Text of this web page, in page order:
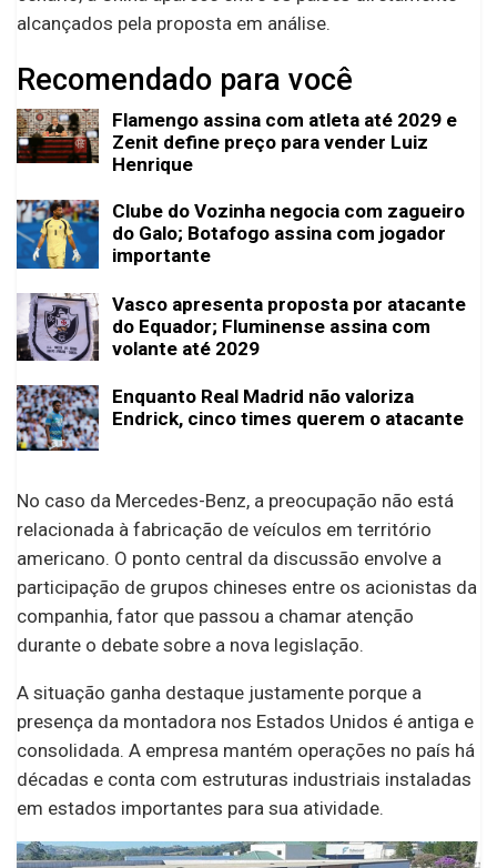
alcançados pela proposta em análise.
Recomendado para você
Flamengo assina com atleta até 2029 e
Zenit define preço para vender Luiz
Henrique
Clube do Vozinha negocia com zagueiro
do Galo; Botafogo assina com jogador
importante
Vasco apresenta proposta por atacante
do Equador; Fluminense assina com
volante até 2029
Enquanto Real Madrid não valoriza
Endrick, cinco times querem o atacante
No caso da Mercedes-Benz, a preocupação não está
relacionada à fabricação de veículos em território
americano. O ponto central da discussão envolve a
participação de grupos chineses entre os acionistas da
companhia, fator que passou a chamar atenção
durante o debate sobre a nova legislação.
A situação ganha destaque justamente porque a
presença da montadora nos Estados Unidos é antiga e
consolidada. A empresa mantém operações no país há
décadas e conta com estruturas industriais instaladas
em estados importantes para sua atividade.